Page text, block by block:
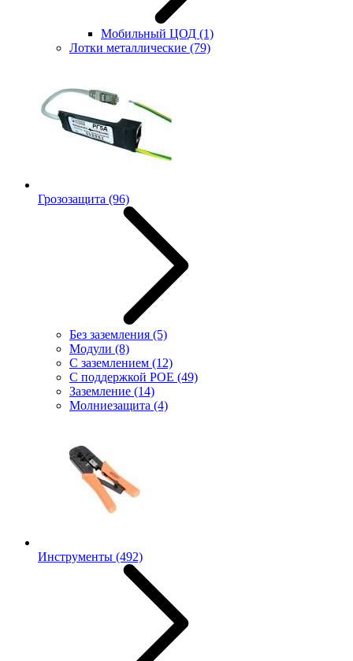
Мобильный ЦОД (1)
Лотки металлические (79)
Грозозащита (96)
Без заземления (5)
Модули (8)
С заземлением (12)
С поддержкой POE (49)
Заземление (14)
Молниезащита (4)
Инструменты (492)